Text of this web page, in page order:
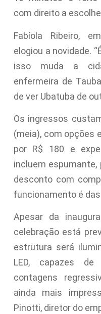
com direito a
Fabíola Ribeiro,
elogiou a novidade.
isso muda a
enfermeira de
de ver Ubatuba de
Os ingressos
(meia), com opções
por R$ 180 e
incluem espumante,
desconto com
funcionamento é
Apesar da
celebração está
estrutura será
LED, capazes
contagens
ainda mais
Pinotti, diretor do